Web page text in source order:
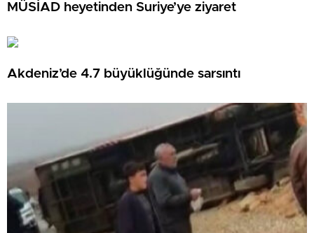
MÜSİAD heyetinden Suriye’ye ziyaret
Akdeniz’de 4.7 büyüklüğünde sarsıntı